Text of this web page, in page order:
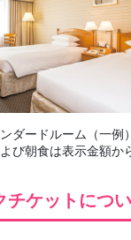
ダードルーム（一例
び朝食は表示金額か
チケットにつ